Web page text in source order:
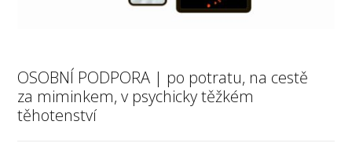
OSOBNÍ PODPORA | po potratu, na cestě
za miminkem, v psychicky těžkém
těhotenství